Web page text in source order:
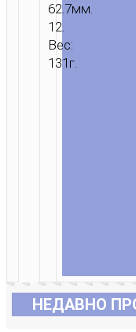
62.7мм.
12.
Вес:
131г.
НЕДАВНО